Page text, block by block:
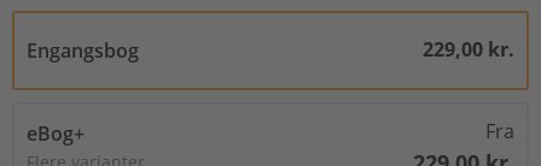
Engangsbog 229,00 kr.
eBog+
Flere varianter
Fra